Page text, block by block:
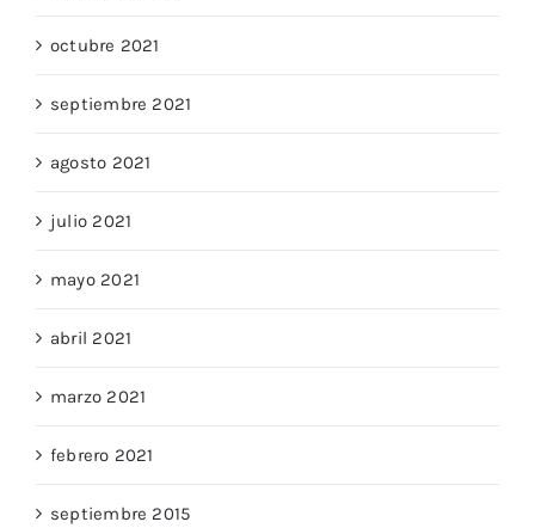
octubre 2021
septiembre 2021
agosto 2021
julio 2021
mayo 2021
abril 2021
marzo 2021
febrero 2021
septiembre 2015